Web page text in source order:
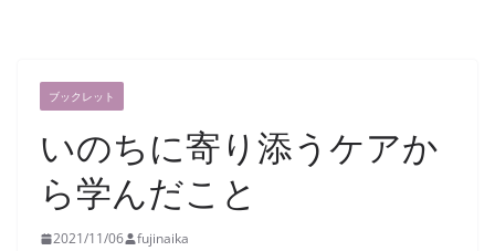
ブックレット
いのちに寄り添うケアか
ら学んだこと
2021/11/06 fujinaika